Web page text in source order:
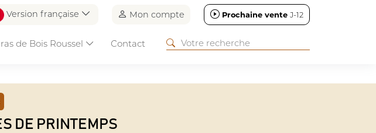
Version française Mon compte Prochaine vente J-12
de Bois Roussel Contact
DE PRINTEMPS